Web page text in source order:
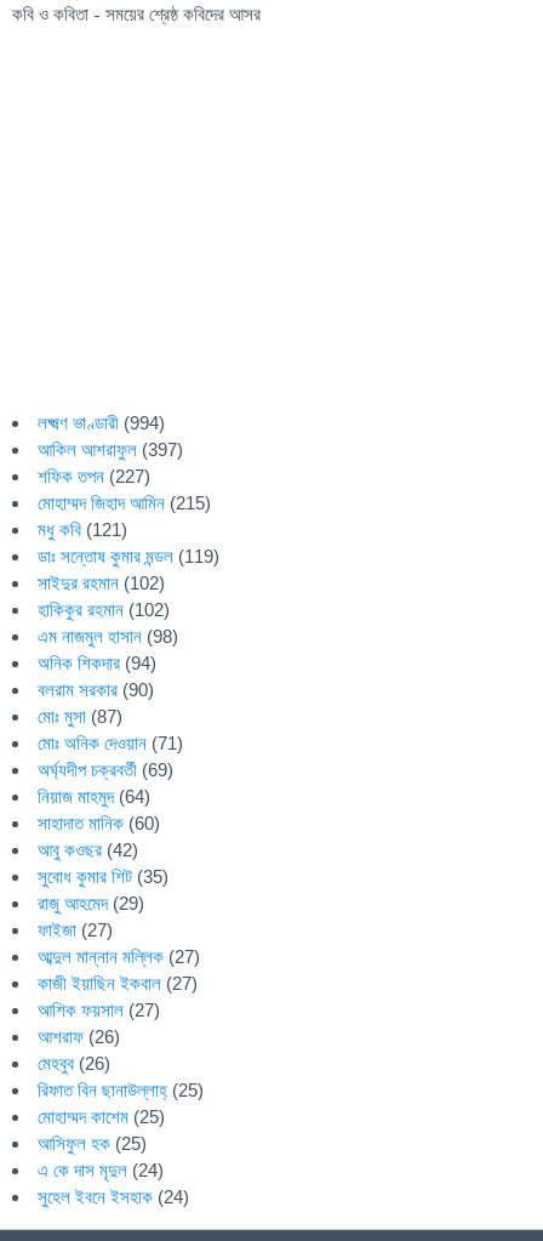
কবি ও কবিতা - সময়ের শ্রেষ্ঠ কবিদের আসর
লক্ষ্মণ ভাণ্ডারী (994)
আকিল আশরাফুল (397)
শফিক তপন (227)
মোহাম্মদ জিহাদ আমিন (215)
মধু কবি (121)
ডাঃ সন্তোষ কুমার মন্ডল (119)
সাইদুর রহমান (102)
হাকিকুর রহমান (102)
এম নাজমুল হাসান (98)
অনিক শিকদার (94)
বলরাম সরকার (90)
মোঃ মুসা (87)
মোঃ অনিক দেওয়ান (71)
অর্ঘ্যদীপ চক্রবর্তী (69)
নিয়াজ মাহমুদ(64)
সাহাদাত মানিক (60)
আবু কওছর (42)
সুবোধ কুমার শিট (35)
রাজু আহমেদ(29)
ফাইজা (27)
আব্দুল মান্নান মল্লিক (27)
কাজী ইয়াছিন ইকবাল (27)
আশিক ফয়সাল (27)
আশরাফ (26)
মেহবুব (26)
রিফাত বিন ছানাউল্লাহ্ (25)
মোহাম্মদ কাশেম (25)
আসিফুল হক (25)
এ কে দাস মৃদুল (24)
সুহেল ইবনে ইসহাক (24)